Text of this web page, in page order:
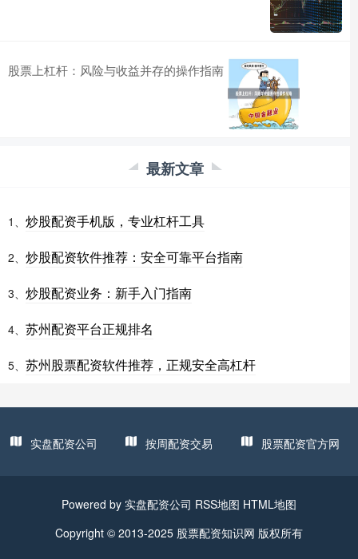
股票上杠杆：风险与收益并存的操作指南
最新文章
1、 炒股配资手机版，专业杠杆工具
2、 炒股配资软件推荐：安全可靠平台指南
3、 炒股配资业务：新手入门指南
4、 苏州配资平台正规排名
5、 苏州股票配资软件推荐，正规安全高杠杆
实盘配资公司 按周配资交易 股票配资官方网
Powered by 实盘配资公司 RSS地图 HTML地图
Copyright © 2013-2025 股票配资知识网 版权所有